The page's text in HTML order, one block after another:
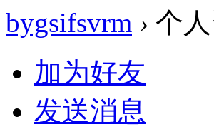
bygsifsvrm › 个
加为好友
发送消息